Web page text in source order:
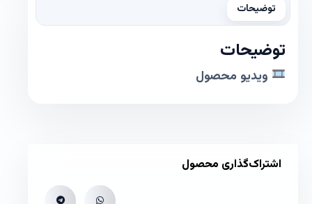
توضیحات
توضیحات
ویدیو محصول
اشتراک‌گذاری محصول